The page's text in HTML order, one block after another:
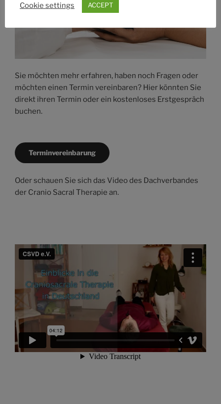
Sie möchten mehr erfahren, haben noch Fragen oder
möchten einen Termin vereinbaren? Hier könnten Sie
direkt ihren Termin oder ein kostenloses Erstgespräch
buchen.
Terminvereinbarung
Oder schauen Sie sich das Video des Dachverbandes
der Cranio Sacral Therapie an.
Cookie settings ACCEPT